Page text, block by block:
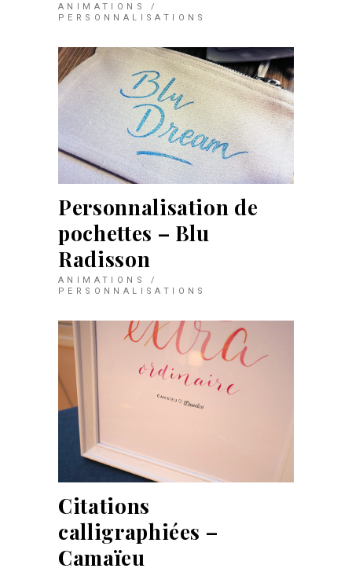
ANIMATIONS /
PERSONNALISATIONS
Personnalisation de
pochettes – Blu
Radisson
ANIMATIONS /
PERSONNALISATIONS
Citations
calligraphiées –
Camaïeu